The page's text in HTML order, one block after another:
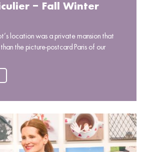
– Fall Winter
location was a private mansion that
the picture-postcard Paris of our